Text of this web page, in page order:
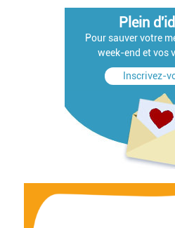
Plein
Pour sauver votre
week-end et vos
Inscrivez-